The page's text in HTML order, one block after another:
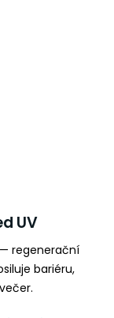
UV
— regenerační
bariéru,